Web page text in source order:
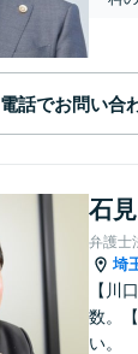
電話でお問い合
石
弁護士
埼
【川
数。
い。